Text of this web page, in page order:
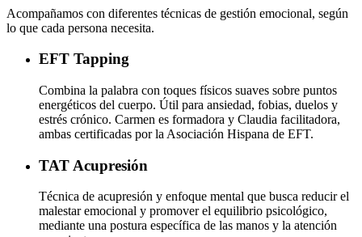
Acompañamos con diferentes técnicas de gestión emocional, según
lo que cada persona necesita.
EFT Tapping
Combina la palabra con toques físicos suaves sobre puntos
energéticos del cuerpo. Útil para ansiedad, fobias, duelos y
estrés crónico. Carmen es formadora y Claudia facilitadora,
ambas certificadas por la Asociación Hispana de EFT.
TAT Acupresión
Técnica de acupresión y enfoque mental que busca reducir el
malestar emocional y promover el equilibrio psicológico,
mediante una postura específica de las manos y la atención